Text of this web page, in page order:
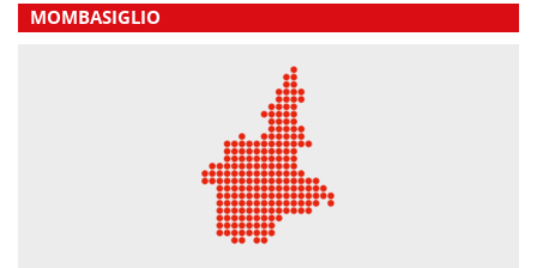
.
MOMBASIGLIO